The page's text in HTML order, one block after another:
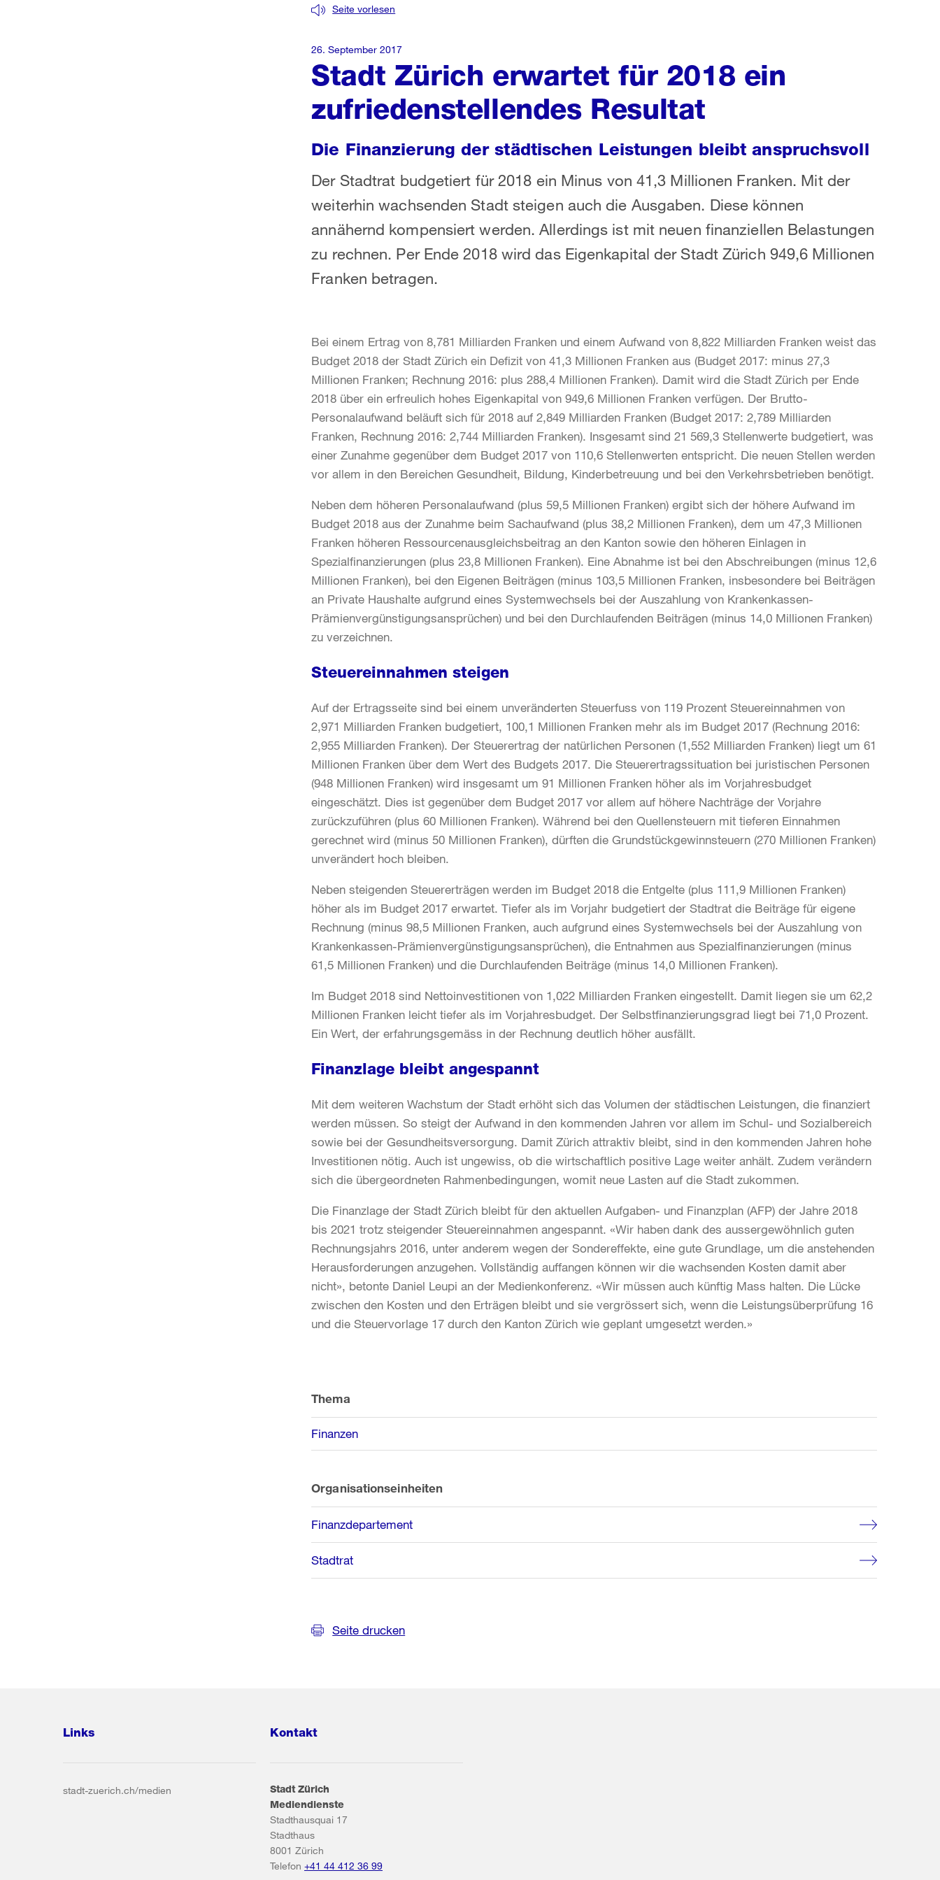
Stadt Zürich erwartet für 2018 ein
zufriedenstellendes Resultat
Seite vorlesen
Die Finanzierung der städtischen Leistungen bleibt anspruchsvoll
Der Stadtrat budgetiert für 2018 ein Minus von 41,3 Millionen Franken. Mit der
weiterhin wachsenden Stadt steigen auch die Ausgaben. Diese können
annähernd kompensiert werden. Allerdings ist mit neuen finanziellen Belastungen
zu rechnen. Per Ende 2018 wird das Eigenkapital der Stadt Zürich 949,6 Millionen
Franken betragen.
26. September 2017
Bei einem Ertrag von 8,781 Milliarden Franken und einem Aufwand von 8,822 Milliarden Franken weist das
Budget 2018 der Stadt Zürich ein Defizit von 41,3 Millionen Franken aus (Budget 2017: minus 27,3
Millionen Franken; Rechnung 2016: plus 288,4 Millionen Franken). Damit wird die Stadt Zürich per Ende
2018 über ein erfreulich hohes Eigenkapital von 949,6 Millionen Franken verfügen. Der Brutto-
Personalaufwand beläuft sich für 2018 auf 2,849 Milliarden Franken (Budget 2017: 2,789 Milliarden
Franken, Rechnung 2016: 2,744 Milliarden Franken). Insgesamt sind 21 569,3 Stellenwerte budgetiert, was
einer Zunahme gegenüber dem Budget 2017 von 110,6 Stellenwerten entspricht. Die neuen Stellen werden
vor allem in den Bereichen Gesundheit, Bildung, Kinderbetreuung und bei den Verkehrsbetrieben benötigt.
Neben dem höheren Personalaufwand (plus 59,5 Millionen Franken) ergibt sich der höhere Aufwand im
Budget 2018 aus der Zunahme beim Sachaufwand (plus 38,2 Millionen Franken), dem um 47,3 Millionen
Franken höheren Ressourcenausgleichsbeitrag an den Kanton sowie den höheren Einlagen in
Spezialfinanzierungen (plus 23,8 Millionen Franken). Eine Abnahme ist bei den Abschreibungen (minus 12,6
Millionen Franken), bei den Eigenen Beiträgen (minus 103,5 Millionen Franken, insbesondere bei Beiträgen
an Private Haushalte aufgrund eines Systemwechsels bei der Auszahlung von Krankenkassen-
Prämienvergünstigungsansprüchen) und bei den Durchlaufenden Beiträgen (minus 14,0 Millionen Franken)
zu verzeichnen.
Steuereinnahmen steigen
Auf der Ertragsseite sind bei einem unveränderten Steuerfuss von 119 Prozent Steuereinnahmen von
2,971 Milliarden Franken budgetiert, 100,1 Millionen Franken mehr als im Budget 2017 (Rechnung 2016:
2,955 Milliarden Franken). Der Steuerertrag der natürlichen Personen (1,552 Milliarden Franken) liegt um 61
Millionen Franken über dem Wert des Budgets 2017. Die Steuerertragssituation bei juristischen Personen
(948 Millionen Franken) wird insgesamt um 91 Millionen Franken höher als im Vorjahresbudget
eingeschätzt. Dies ist gegenüber dem Budget 2017 vor allem auf höhere Nachträge der Vorjahre
zurückzuführen (plus 60 Millionen Franken). Während bei den Quellensteuern mit tieferen Einnahmen
gerechnet wird (minus 50 Millionen Franken), dürften die Grundstückgewinnsteuern (270 Millionen Franken)
unverändert hoch bleiben.
Neben steigenden Steuererträgen werden im Budget 2018 die Entgelte (plus 111,9 Millionen Franken)
höher als im Budget 2017 erwartet. Tiefer als im Vorjahr budgetiert der Stadtrat die Beiträge für eigene
Rechnung (minus 98,5 Millionen Franken, auch aufgrund eines Systemwechsels bei der Auszahlung von
Krankenkassen-Prämienvergünstigungsansprüchen), die Entnahmen aus Spezialfinanzierungen (minus
61,5 Millionen Franken) und die Durchlaufenden Beiträge (minus 14,0 Millionen Franken).
Im Budget 2018 sind Nettoinvestitionen von 1,022 Milliarden Franken eingestellt. Damit liegen sie um 62,2
Millionen Franken leicht tiefer als im Vorjahresbudget. Der Selbstfinanzierungsgrad liegt bei 71,0 Prozent.
Ein Wert, der erfahrungsgemäss in der Rechnung deutlich höher ausfällt.
Finanzlage bleibt angespannt
Mit dem weiteren Wachstum der Stadt erhöht sich das Volumen der städtischen Leistungen, die finanziert
werden müssen. So steigt der Aufwand in den kommenden Jahren vor allem im Schul- und Sozialbereich
sowie bei der Gesundheitsversorgung. Damit Zürich attraktiv bleibt, sind in den kommenden Jahren hohe
Investitionen nötig. Auch ist ungewiss, ob die wirtschaftlich positive Lage weiter anhält. Zudem verändern
sich die übergeordneten Rahmenbedingungen, womit neue Lasten auf die Stadt zukommen.
Die Finanzlage der Stadt Zürich bleibt für den aktuellen Aufgaben- und Finanzplan (AFP) der Jahre 2018
bis 2021 trotz steigender Steuereinnahmen angespannt. «Wir haben dank des aussergewöhnlich guten
Rechnungsjahrs 2016, unter anderem wegen der Sondereffekte, eine gute Grundlage, um die anstehenden
Herausforderungen anzugehen. Vollständig auffangen können wir die wachsenden Kosten damit aber
nicht», betonte Daniel Leupi an der Medienkonferenz. «Wir müssen auch künftig Mass halten. Die Lücke
zwischen den Kosten und den Erträgen bleibt und sie vergrössert sich, wenn die Leistungsüberprüfung 16
und die Steuervorlage 17 durch den Kanton Zürich wie geplant umgesetzt werden.»
Informationen
Thema
Finanzen
Organisationseinheiten
Finanzdepartement
Stadtrat
Seite drucken
Links
stadt-zuerich.ch/medien
Kontakt
Stadt Zürich
Mediendienste
Stadthausquai 17
Stadthaus
8001 Zürich
Telefon +41 44 412 36 99